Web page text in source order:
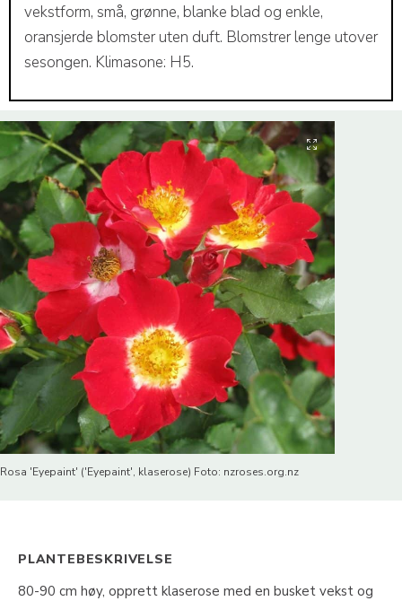
vekstform, små, grønne, blanke blad og enkle,
oransjerde blomster uten duft. Blomstrer lenge utover
sesongen. Klimasone: H5.
Rosa 'Eyepaint' ('Eyepaint', klaserose) Foto: nzroses.org.nz
PLANTEBESKRIVELSE
80-90 cm høy, opprett klaserose med en busket vekst og